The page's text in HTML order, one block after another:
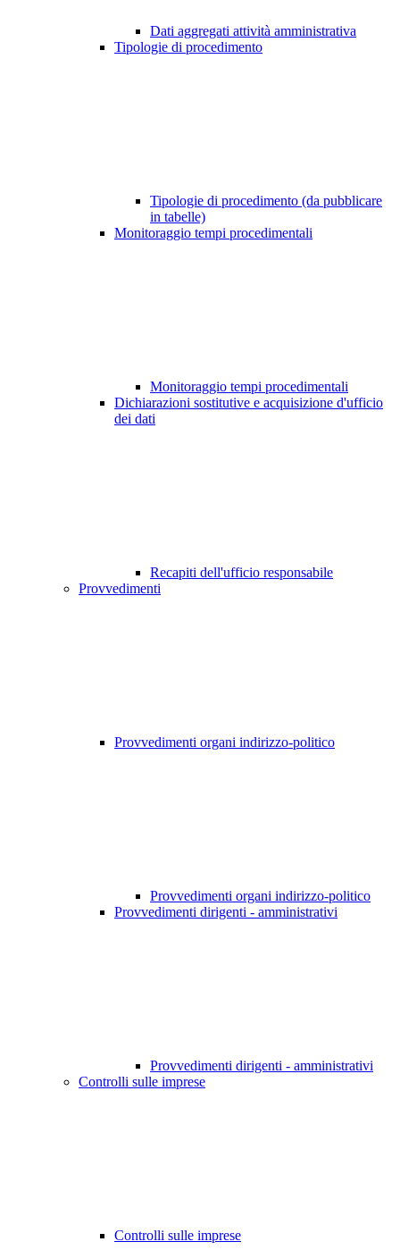
Dati aggregati attività amministrativa
Tipologie di procedimento
Tipologie di procedimento (da pubblicare
in tabelle)
Monitoraggio tempi procedimentali
Monitoraggio tempi procedimentali
Dichiarazioni sostitutive e acquisizione d'ufficio
dei dati
Recapiti dell'ufficio responsabile
Provvedimenti
Provvedimenti organi indirizzo-politico
Provvedimenti organi indirizzo-politico
Provvedimenti dirigenti - amministrativi
Provvedimenti dirigenti - amministrativi
Controlli sulle imprese
Controlli sulle imprese